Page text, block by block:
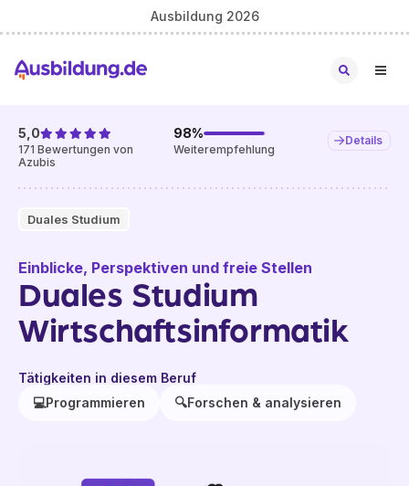
Ausbildung 2026
Duales Studium
5,0
171 Bewertungen von
Azubis
98%
Weiterempfehlung
Details
Einblicke, Perspektiven und freie Stellen
Duales Studium
Wirtschaftsinformatik
Tätigkeiten in diesem Beruf
💻Programmieren 🔍Forschen & analysieren